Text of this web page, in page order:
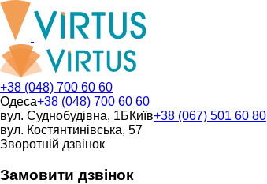
+38 (048) 700 60 60
Одеса+38 (048) 700 60 60
вул. Суднобудівна, 1БКиїв+38 (067) 501 60 80
вул. Костянтинівська, 57
Зворотній дзвінок
Замовити дзвінок